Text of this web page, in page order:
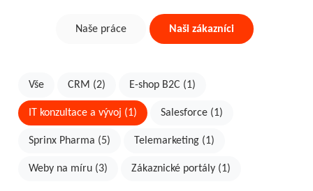
Naše práce Naši zákazníci
Vše CRM (2) E-shop B2C (1)
IT konzultace a vývoj (1) Salesforce (1)
Sprinx Pharma (5) Telemarketing (1)
Weby na míru (3) Zákaznické portály (1)